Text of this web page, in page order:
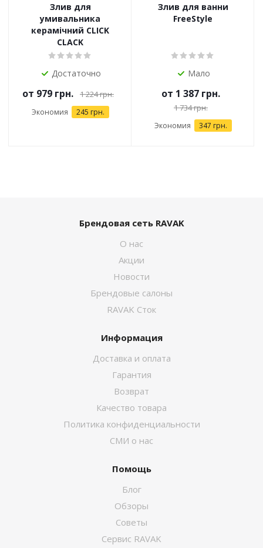
Злив для
умивальника
керамічний CLICK
CLACK
Достаточно
от 979 грн. 1 224 грн.
Экономия 245 грн.
Злив для ванни
FreeStyle
Мало
от 1 387 грн.
1 734 грн.
Экономия 347 грн.
Брендовая сеть RAVAK
О нас
Акции
Новости
Брендовые салоны
RAVAK Сток
Информация
Доставка и оплата
Гарантия
Возврат
Качество товара
Политика конфиденциальности
СМИ о нас
Помощь
Блог
Обзоры
Советы
Сервис RAVAK